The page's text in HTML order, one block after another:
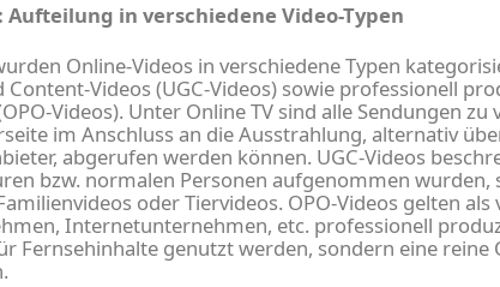
Aufteilung in verschiedene Video-Typen
Online-Videos in verschiedene Typen
Content-Videos (UGC-Videos) sowie professionell
Videos). Unter Online TV sind alle Sendungen zu
im Anschluss an die Ausstrahlung, alternativ
abgerufen werden können. UGC-Videos
bzw. normalen Personen aufgenommen wurden,
oder Tiervideos. OPO-Videos gelten als
Internetunternehmen, etc. professionell
Fernsehinhalte genutzt werden, sondern eine reine